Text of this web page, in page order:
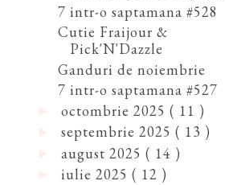
7 intr-o saptamana #528
Cutie Fraijour &
Pick'N'Dazzle
Ganduri de noiembrie
7 intr-o saptamana #527
octombrie 2025 ( 11 )
septembrie 2025 ( 13 )
august 2025 ( 14 )
iulie 2025 ( 12 )